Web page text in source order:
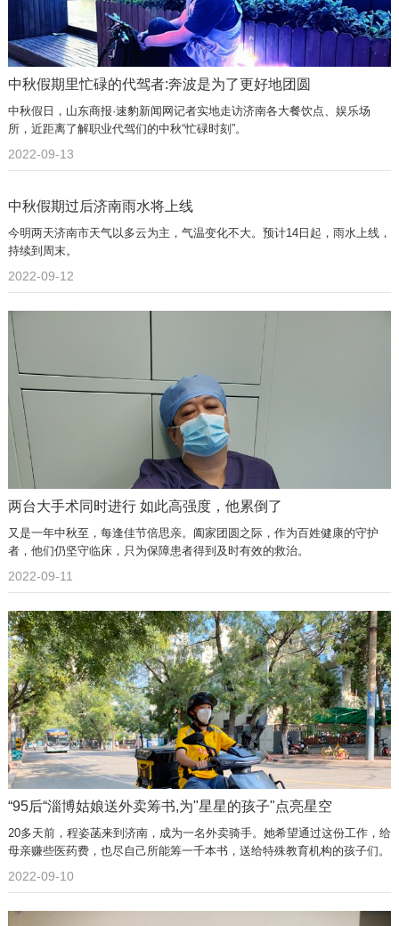
中秋假期里忙碌的代驾者:奔波是为了更好地团圆
中秋假日，山东商报·速豹新闻网记者实地走访济南各大餐饮点、娱乐场
所，近距离了解职业代驾们的中秋“忙碌时刻”。
2022-09-13
中秋假期过后济南雨水将上线
今明两天济南市天气以多云为主，气温变化不大。预计14日起，雨水上线，
持续到周末。
2022-09-12
两台大手术同时进行 如此高强度，他累倒了
又是一年中秋至，每逢佳节倍思亲。阖家团圆之际，作为百姓健康的守护
者，他们仍坚守临床，只为保障患者得到及时有效的救治。
2022-09-11
“95后“淄博姑娘送外卖筹书,为"星星的孩子"点亮星空
20多天前，程姿菡来到济南，成为一名外卖骑手。她希望通过这份工作，给
母亲赚些医药费，也尽自己所能筹一千本书，送给特殊教育机构的孩子们。
2022-09-10